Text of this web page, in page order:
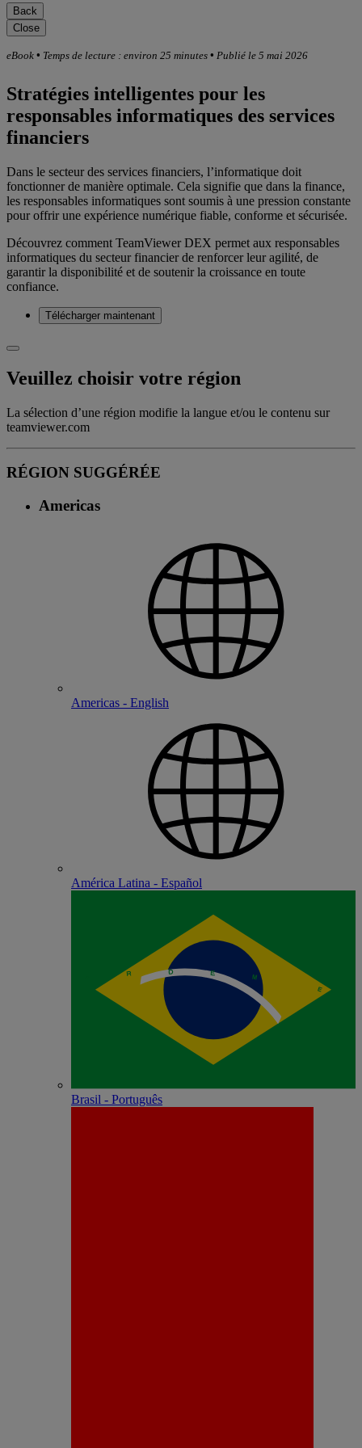
Back
Close
eBook • Temps de lecture : environ 25 minutes • Publié le 5 mai 2026
Stratégies intelligentes pour les
responsables informatiques des services
financiers
Dans le secteur des services financiers, l’informatique doit
fonctionner de manière optimale. Cela signifie que dans la finance,
les responsables informatiques sont soumis à une pression constante
pour offrir une expérience numérique fiable, conforme et sécurisée.
Découvrez comment TeamViewer DEX permet aux responsables
informatiques du secteur financier de renforcer leur agilité, de
garantir la disponibilité et de soutenir la croissance en toute
confiance.
Télécharger maintenant
Veuillez choisir votre région
La sélection d’une région modifie la langue et/ou le contenu sur
teamviewer.com
RÉGION SUGGÉRÉE
Americas
Americas - English
América Latina - Español
Brasil - Português